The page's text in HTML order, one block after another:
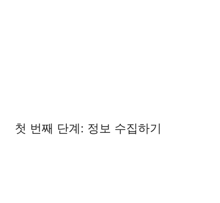
첫 번째 단계: 정보 수집하기